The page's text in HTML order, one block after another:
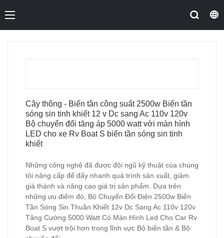
Cây thông - Biến tần công suất 2500w Biến tần
sóng sin tinh khiết 12 v Dc sang Ac 110v 120v
Bộ chuyển đổi tăng áp 5000 watt với màn hình
LED cho xe Rv Boat S biến tần sóng sin tinh
khiết
Những công nghệ đã được đội ngũ kỹ thuật của chúng
tôi nâng cấp để đẩy nhanh quá trình sản xuất, giảm
giá thành và nâng cao giá trị sản phẩm. Dựa trên
những ưu điểm đó, Bộ Chuyển Đổi Điện 2500w Biến
Tần Sóng Sin Thuần Khiết 12v Dc Sang Ac 110v 120v
Tăng Cường 5000 Watt Có Màn Hình Led Cho Car Rv
Boat S vượt trội hơn trong lĩnh vực Bộ biến tần & Bộ